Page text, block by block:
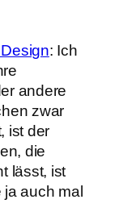
: Ich
andere
zwar
ist der
die
lässt, ist
ja auch mal